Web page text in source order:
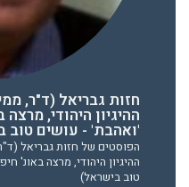
חזות גבריאל (ד"ר,
ההיגיון היהודי,
'ואהבת' - עושים טוב
הפוסטים של חזות גבריאל
ההיגיון היהודי, מרצה באונ'
טוב בישראל)